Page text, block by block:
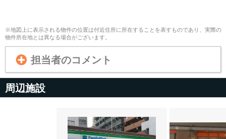
※地図上に表示される物件の位置は付近住所に所在することを表すものであり、実際の
物件所在地とは異なる場合がございます。
担当者のコメント
周辺施設